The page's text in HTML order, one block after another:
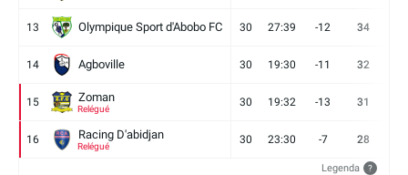
13 Olympique Sport d'Abobo FC 30 27:39 -12 34
14 Agboville 30 19:30 -11 32
15 Zoman
Relégué
30 19:32 -13 31
16 Racing D'abidjan
Relégué
30 23:30 -7 28
Legenda ?